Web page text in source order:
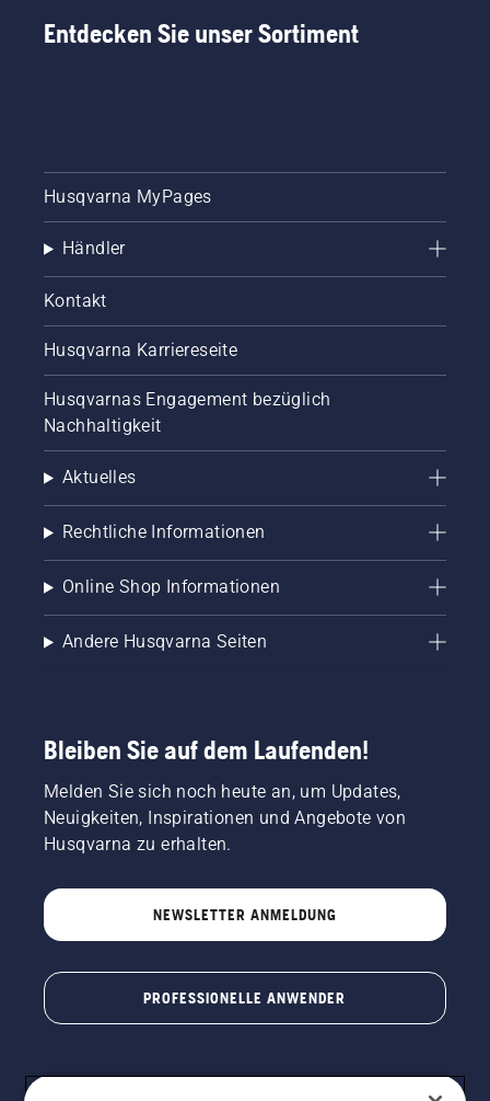
Entdecken Sie unser Sortiment
Husqvarna MyPages
Händler
Kontakt
Husqvarna Karriereseite
Husqvarnas Engagement bezüglich
Nachhaltigkeit
Aktuelles
Rechtliche Informationen
Online Shop Informationen
Andere Husqvarna Seiten
Bleiben Sie auf dem Laufenden!
Melden Sie sich noch heute an, um Updates,
Neuigkeiten, Inspirationen und Angebote von
Husqvarna zu erhalten.
NEWSLETTER ANMELDUNG
PROFESSIONELLE ANWENDER